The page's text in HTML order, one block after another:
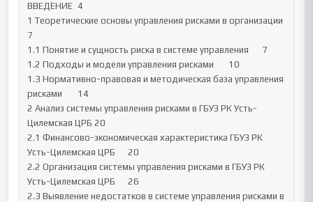
ВВЕДЕНИЕ	4
1 Теоретические основы управления рисками в организации
7
1.1 Понятие и сущность риска в системе управления	7
1.2 Подходы и модели управления рисками	10
1.3 Нормативно-правовая и методическая база управления
рисками	14
2 Анализ системы управления рисками в ГБУЗ РК Усть-
Цилемская ЦРБ	20
2.1 Финансово-экономическая характеристика ГБУЗ РК
Усть-Цилемская ЦРБ	20
2.2 Организация системы управления рисками в ГБУЗ РК
Усть-Цилемская ЦРБ	26
2.3 Выявление недостатков в системе управления рисками в